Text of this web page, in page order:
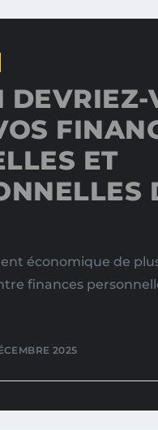
DEVRIEZ-
ET
économique de
finances
2025